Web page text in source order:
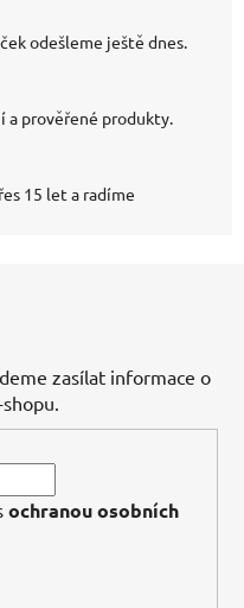
odešleme ještě dnes.
a prověřené produkty.
15 let a radíme
zasílat informace o
ochranou osobních